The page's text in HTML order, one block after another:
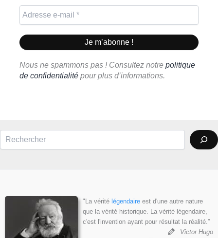
Nous ne spammons pas ! Consultez notre politique
de confidentialité pour plus d’informations.
Rechercher
"La vérité légendaire est d'une autre nature
que la vérité historique. La vérité légendaire,
c'est l'invention ayant pour résultat la réalité.”
Victor Hugo